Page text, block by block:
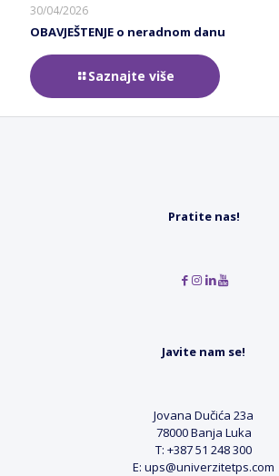
30/04/2026
OBAVJEŠTENJE o neradnom danu
Saznajte više
Pratite nas!
Javite nam se!
Jovana Dučića 23a
78000 Banja Luka
T: +387 51 248 300
E: ups@univerzitetps.com